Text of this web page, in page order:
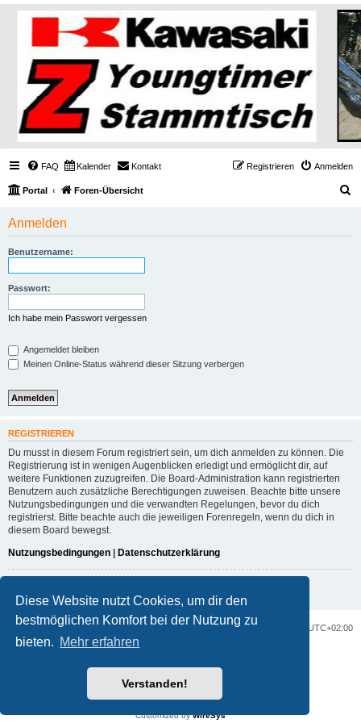
Diese Website nutzt Cookies, um dir den
bestmöglichen Komfort bei der Nutzung zu
bieten. Mehr erfahren
Verstanden!
FAQ Kalender Kontakt Anmelden
Registrieren
Portal Foren-Übersicht
Anmelden
Benutzername:
Passwort:
Ich habe mein Passwort vergessen
Angemeldet bleiben
Meinen Online-Status während dieser Sitzung verbergen
REGISTRIEREN
Du musst in diesem Forum registriert sein, um dich anmelden zu können. Die
Registrierung ist in wenigen Augenblicken erledigt und ermöglicht dir, auf
weitere Funktionen zuzugreifen. Die Board-Administration kann registrierten
Benutzern auch zusätzliche Berechtigungen zuweisen. Beachte bitte unsere
Nutzungsbedingungen und die verwandten Regelungen, bevor du dich
registrierst. Bitte beachte auch die jeweiligen Forenregeln, wenn du dich in
diesem Board bewegst.
Nutzungsbedingungen | Datenschutzerklärung
Portal Foren-Übersicht Alle Zeiten sind UTC+02:00
phpBB.de
Datenschutz|Nutzungsbedingungen
Customized byWireSys